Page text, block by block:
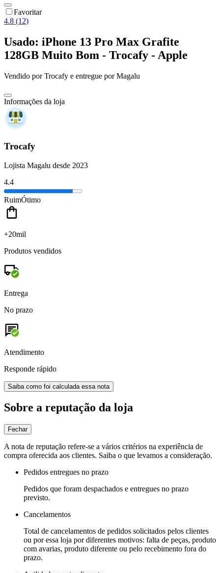
Favoritar
4.8 (12)
Usado: iPhone 13 Pro Max Grafite
128GB Muito Bom - Trocafy - Apple
Vendido porTrocafy e entregue por Magalu
Informações da loja
Trocafy
Lojista Magalu desde 2023
4.4
RuimÓtimo
+20mil
Produtos vendidos
Entrega
No prazo
Atendimento
Responde rápido
Saiba como foi calculada essa nota
Sobre a reputação da loja
Fechar
A nota de reputação refere-se a vários critérios na experiência de
compra oferecida aos clientes. Saiba o que levamos a consideração.
Pedidos entregues no prazo
Pedidos que foram despachados e entregues no prazo
previsto.
Cancelamentos
Total de cancelamentos de pedidos solicitados pelos clientes
ou por essa loja por diferentes motivos: falta de peças, produto
com avarias, produto diferente ou pelo recebimento fora do
prazo.